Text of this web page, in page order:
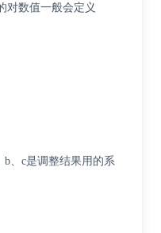
对数值一般会定义
、c是调整结果用的系